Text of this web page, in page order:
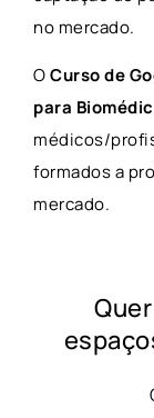
no mercado.
OCurso de
para
médicos/
formados a
mercado.